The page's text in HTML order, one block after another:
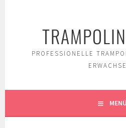
PROFESSIONELLE
MENÜ